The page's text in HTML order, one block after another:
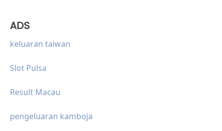
ADS
keluaran taiwan
Slot Pulsa
Result Macau
pengeluaran kamboja